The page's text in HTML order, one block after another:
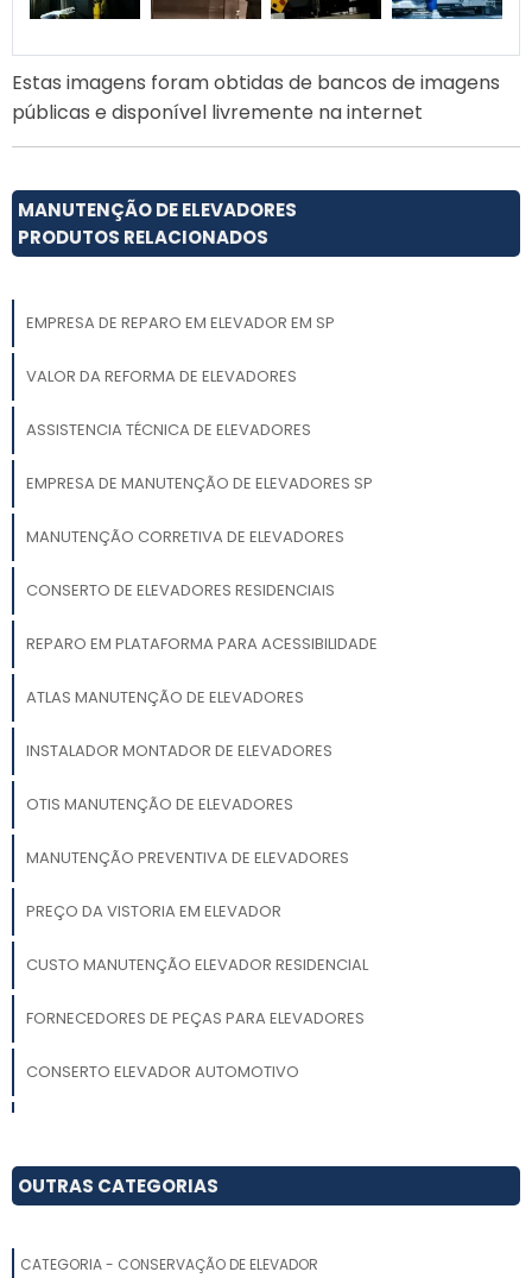
Estas imagens foram obtidas de bancos de imagens
públicas e disponível livremente na internet
MANUTENÇÃO DE ELEVADORES
PRODUTOS RELACIONADOS
EMPRESA DE REPARO EM ELEVADOR EM SP
VALOR DA REFORMA DE ELEVADORES
ASSISTENCIA TÉCNICA DE ELEVADORES
EMPRESA DE MANUTENÇÃO DE ELEVADORES SP
MANUTENÇÃO CORRETIVA DE ELEVADORES
CONSERTO DE ELEVADORES RESIDENCIAIS
REPARO EM PLATAFORMA PARA ACESSIBILIDADE
ATLAS MANUTENÇÃO DE ELEVADORES
INSTALADOR MONTADOR DE ELEVADORES
OTIS MANUTENÇÃO DE ELEVADORES
MANUTENÇÃO PREVENTIVA DE ELEVADORES
PREÇO DA VISTORIA EM ELEVADOR
CUSTO MANUTENÇÃO ELEVADOR RESIDENCIAL
FORNECEDORES DE PEÇAS PARA ELEVADORES
CONSERTO ELEVADOR AUTOMOTIVO
MONTAGEM DE ELEVADOR
OUTRAS CATEGORIAS
CATEGORIA - CONSERVAÇÃO DE ELEVADOR